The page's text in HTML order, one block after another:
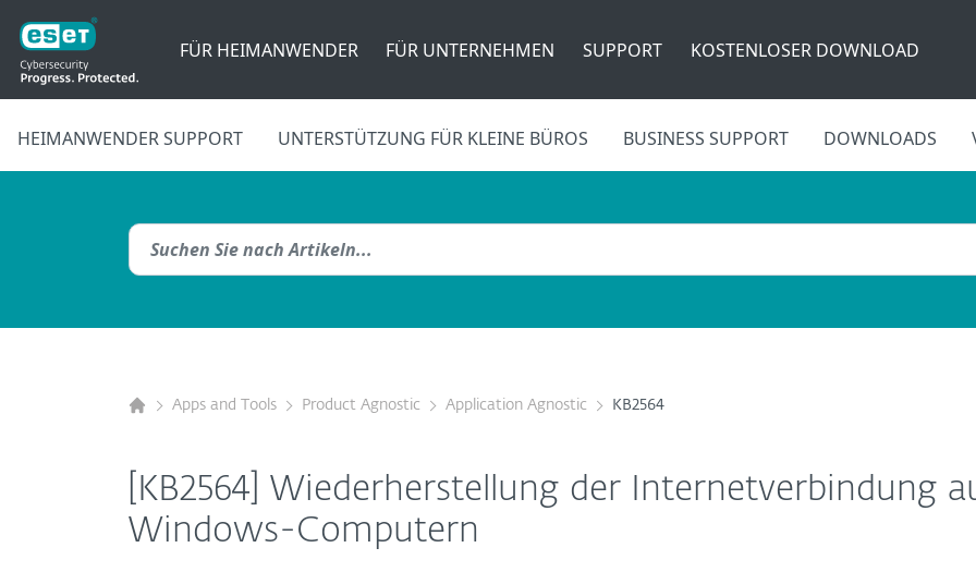
FÜR HEIMANWENDER FÜR UNTERNEHMEN SUPPORT KOSTENLOSER DOWNLOAD
HEIMANWENDER SUPPORT UNTERSTÜTZUNG FÜR KLEINE BÜROS BUSINESS SUPPORT DOWNLOADS
Apps and Tools Product Agnostic Application Agnostic KB2564
[KB2564] Wiederherstellung der Internetverbindung
Windows-Computern